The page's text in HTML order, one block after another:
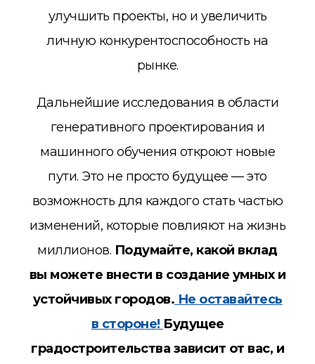
улучшить проекты, но и увеличить
личную конкурентоспособность на
рынке.
Дальнейшие исследования в области
генеративного проектирования и
машинного обучения откроют новые
пути. Это не просто будущее — это
возможность для каждого стать частью
изменений, которые повлияют на жизнь
миллионов. Подумайте, какой вклад
вы можете внести в создание умных и
устойчивых городов. Не оставайтесь
в стороне! Будущее
градостроительства зависит от вас, и